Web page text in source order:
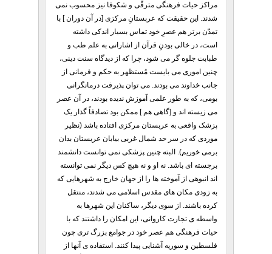
مراکز حیات فرهنگی مترقّی و شکوفا نیز محسوب نمی
شدند. این حقیقت که عربستانِ مرکزی [در آن دوران ] با
تمدّن برتر هم عصرِ خود تماس بسیار اندکی داشته
است، در خالی بودنِ قرآن از اشاراتی به علم طب و
طبابت جلوه گر می شود، چرا که از دیدگاه سنت دینی،
چنین اموری می بایست مُستظهر به حکم و فرمانی از
جانب خداوند می بودند. می توان پذیرفت درمانگرانی
بومی، که به طور علمی آموزش ندیده بودند، در آن عصر
می زیسته اند و [گاهی هم ] ممکن بود تصادفاً گذار یک
پزشک واقعی به عربستان مرکزی افتاده باشد (نظیر
موردی که در سر حد شمال غربی بیابان عربستان بدان
برمی خوریم). البته چنین پزشکی نمی توانست دانشمند
برجسته ای باشد. نه او و نه هیچ کس دیگر نمی توانسته
اند انبوهی از آموخته ها را از جهان خارج به شهرهایی که
به زودی مکان های مقدس اسلامی می شدند، منتقل
کرده باشند. از سوی دیگر، ساکنان این شهرها به
واسطه ی تجارت کاروانی، این امکان را داشتند که با
حیات فرهنگی هم عصر خود در جوامع بزرگ تری چون
فلسطین و سوریه آشنایی پیدا کنند. استفاده ی آنها از